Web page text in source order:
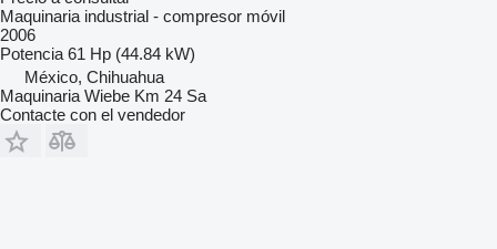
Maquinaria industrial - compresor móvil
2006
Potencia 61 Hp (44.84 kW)
México, Chihuahua
Maquinaria Wiebe Km 24 Sa
Contacte con el vendedor